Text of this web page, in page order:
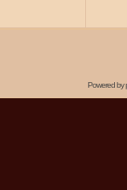
Powered by